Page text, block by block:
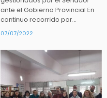
ante el Gobierno Provincial En
continuo recorrido por…
07/07/2022
Posted
in